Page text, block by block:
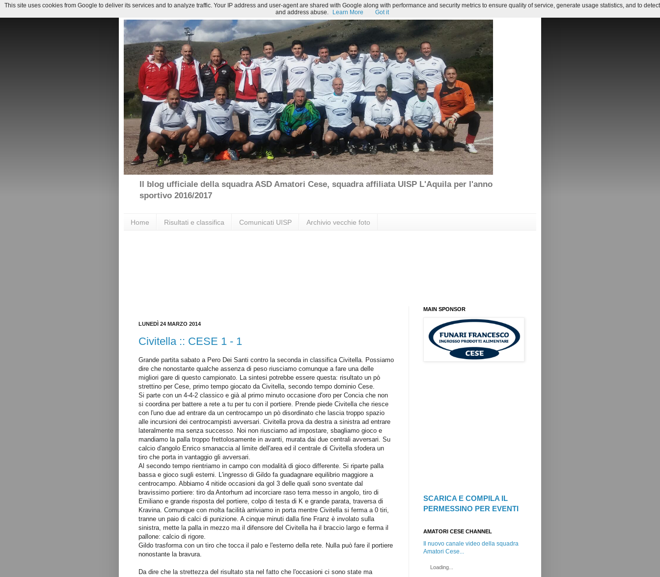
Il blog ufficiale della squadra ASD Amatori Cese, squadra affiliata UISP L'Aquila per l'anno
sportivo 2016/2017
Home Risultati e classifica Comunicati UISP Archivio vecchie foto
LUNEDÌ 24 MARZO 2014
Civitella :: CESE 1 - 1
Grande partita sabato a Pero Dei Santi contro la seconda in classifica Civitella. Possiamo
dire che nonostante qualche assenza di peso riusciamo comunque a fare una delle
migliori gare di questo campionato. La sintesi potrebbe essere questa: risultato un pò
strettino per Cese, primo tempo giocato da Civitella, secondo tempo dominio Cese.
Si parte con un 4-4-2 classico e già al primo minuto occasione d'oro per Concia che non
si coordina per battere a rete a tu per tu con il portiere. Prende piede Civitella che riesce
con l'uno due ad entrare da un centrocampo un pò disordinato che lascia troppo spazio
alle incursioni dei centrocampisti avversari. Civitella prova da destra a sinistra ad entrare
lateralmente ma senza successo. Noi non riusciamo ad impostare, sbagliamo gioco e
mandiamo la palla troppo frettolosamente in avanti, murata dai due centrali avversari. Su
calcio d'angolo Enrico smanaccia al limite dell'area ed il centrale di Civitella sfodera un
tiro che porta in vantaggio gli avversari.
Al secondo tempo rientriamo in campo con modalità di gioco differente. Si riparte palla
bassa e gioco sugli esterni. L'ingresso di Gildo fa guadagnare equilibrio maggiore a
centrocampo. Abbiamo 4 nitide occasioni da gol 3 delle quali sono sventate dal
bravissimo portiere: tiro da Antorhum ad incorciare raso terra messo in angolo, tiro di
Emiliano e grande risposta del portiere, colpo di testa di K e grande parata, traversa di
Kravina. Comunque con molta facilità arriviamo in porta mentre Civitella si ferma a 0 tiri,
tranne un paio di calci di punizione. A cinque minuti dalla fine Franz è involato sulla
sinistra, mette la palla in mezzo ma il difensore del Civitella ha il braccio largo e ferma il
pallone: calcio di rigore.
Gildo trasforma con un tiro che tocca il palo e l'esterno della rete. Nulla può fare il portiere
nonostante la bravura.
Da dire che la strettezza del risultato sta nel fatto che l'occasioni ci sono state ma
MAIN SPONSOR
SCARICA E COMPILA IL
PERMESSINO PER EVENTI
AMATORI CESE CHANNEL
Il nuovo canale video della squadra
Amatori Cese...
Loading...
This site uses cookies from Google to deliver its services and to analyze traffic. Your IP address and user-agent are shared with Google along with performance and security metrics to ensure quality of service, generate usage statistics, and to detect
and address abuse.
Learn More Got it